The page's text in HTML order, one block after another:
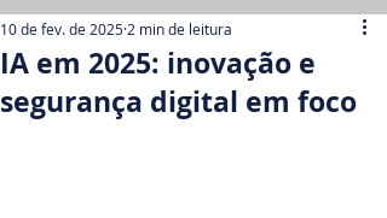
IA em 2025: inovação e
segurança digital em foco
10 de fev. de 2025 2 min de leitura